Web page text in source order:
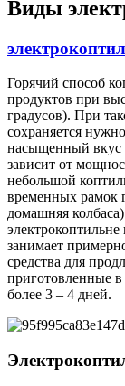
Виды
Горячий способ
продуктов при
градусов). При
сохраняется
насыщенный вкус
зависит от
небольшой
временных рамок
домашняя
занимает
средства для
приготовленные в
более 3 – 4 дней.